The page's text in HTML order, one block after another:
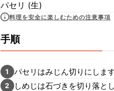
パセリ (生)
料理を安全に楽しむための注意事項
手順
1 パセリはみじん切りにします
2 しめじは石づきを切り落と